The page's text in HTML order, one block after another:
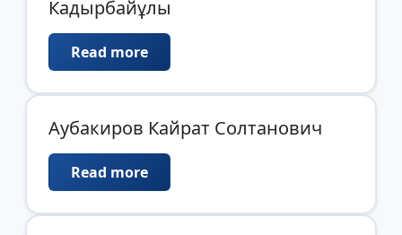
Кадырбайұлы
Read more
Аубакиров Кайрат Солтанович
Read more